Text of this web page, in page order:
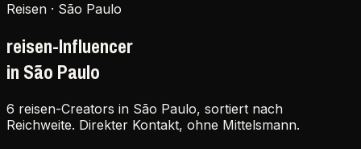
Reisen · São Paulo
reisen-Influencer
in São Paulo
6 reisen-Creators in São Paulo, sortiert nach
Reichweite. Direkter Kontakt, ohne Mittelsmann.